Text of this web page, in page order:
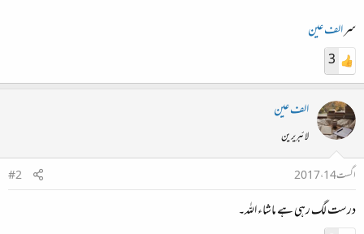
سرالف عین
3
الف عین
لائبریرین
اگست 14، 2017
#2
درست لگ رہی ہے ماشاء اللہ۔